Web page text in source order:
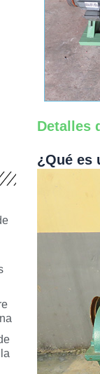
Detalles
¿Qué es